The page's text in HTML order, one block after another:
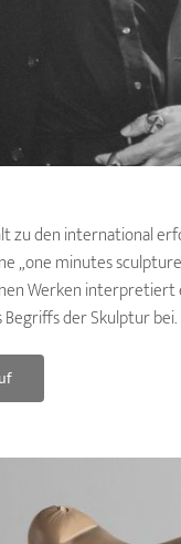
zu den international
„one minutes
Werken
der Skulptur bei.